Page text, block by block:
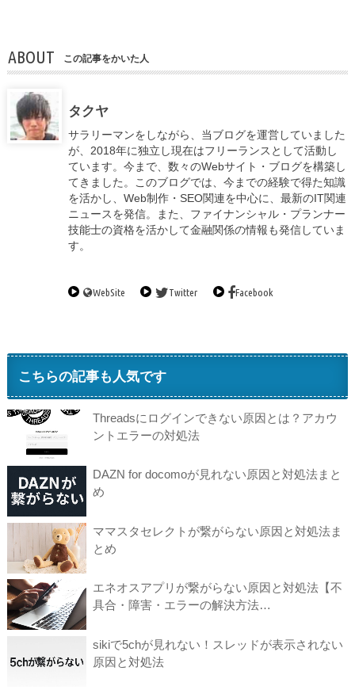
ABOUT この記事をかいた人
タクヤ
サラリーマンをしながら、当ブログを運営していました
が、2018年に独立し現在はフリーランスとして活動し
ています。今まで、数々のWebサイト・ブログを構築し
てきました。このブログでは、今までの経験で得た知識
を活かし、Web制作・SEO関連を中心に、最新のIT関連
ニュースを発信。また、ファイナンシャル・プランナー
技能士の資格を活かして金融関係の情報も発信していま
す。
WebSite Twitter Facebook
こちらの記事も人気です
Threadsにログインできない原因とは？アカウ
ントエラーの対処法
DAZN for docomoが見れない原因と対処法まと
め
ママスタセレクトが繋がらない原因と対処法ま
とめ
エネオスアプリが繋がらない原因と対処法【不
具合・障害・エラーの解決方法…
sikiで5chが見れない！スレッドが表示されない
原因と対処法